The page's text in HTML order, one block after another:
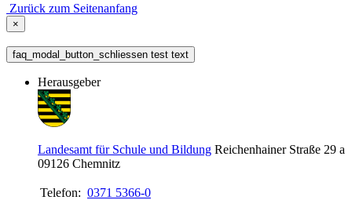
Zurück zum Seitenanfang
×
faq_modal_button_schliessen test text
Herausgeber
Landesamt für Schule und Bildung Reichenhainer Straße 29 a
09126 Chemnitz
Telefon: 0371 5366-0